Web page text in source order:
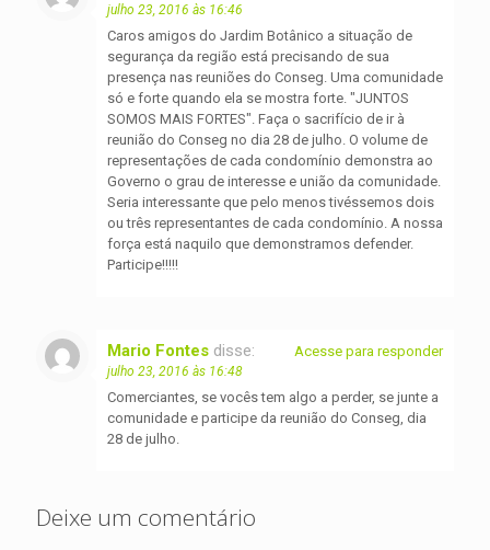
julho 23, 2016 às 16:46
Caros amigos do Jardim Botânico a situação de
segurança da região está precisando de sua
presença nas reuniões do Conseg. Uma comunidade
só e forte quando ela se mostra forte. "JUNTOS
SOMOS MAIS FORTES". Faça o sacrifício de ir à
reunião do Conseg no dia 28 de julho. O volume de
representações de cada condomínio demonstra ao
Governo o grau de interesse e união da comunidade.
Seria interessante que pelo menos tivéssemos dois
ou três representantes de cada condomínio. A nossa
força está naquilo que demonstramos defender.
Participe!!!!!
Mario Fontes disse:
julho 23, 2016 às 16:48
Comerciantes, se vocês tem algo a perder, se junte a
comunidade e participe da reunião do Conseg, dia
28 de julho.
Acesse para responder
Deixe um comentário